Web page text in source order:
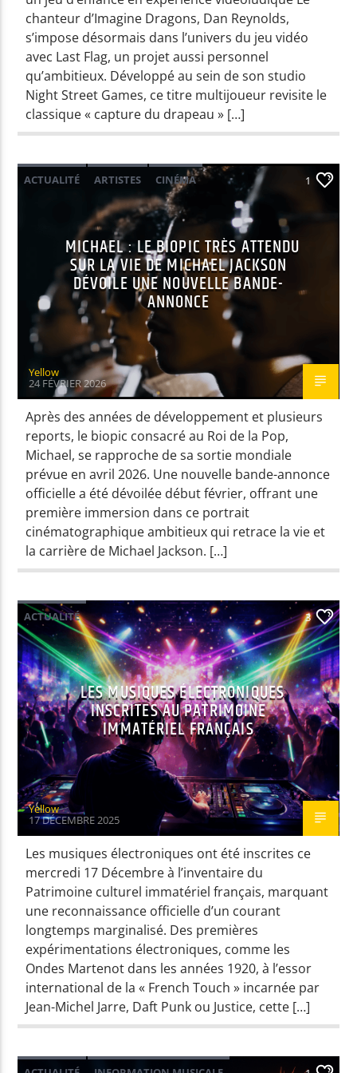
chanteur d’Imagine Dragons, Dan Reynolds,
s’impose désormais dans l’univers du jeu vidéo
avec Last Flag, un projet aussi personnel
qu’ambitieux. Développé au sein de son studio
Night Street Games, ce titre multijoueur revisite le
classique « capture du drapeau » […]
ACTUALITÉ ARTISTES
CINÉMA
INFORMATION MUSICALE
1
MICHAEL : LE BIOPIC TRÈS ATTENDU
SUR LA VIE DE MICHAEL JACKSON
DÉVOILE UNE NOUVELLE BANDE-
ANNONCE
Yellow
24 FÉVRIER 2026
Après des années de développement et plusieurs
reports, le biopic consacré au Roi de la Pop,
Michael, se rapproche de sa sortie mondiale
prévue en avril 2026. Une nouvelle bande-annonce
officielle a été dévoilée début février, offrant une
première immersion dans ce portrait
cinématographique ambitieux qui retrace la vie et
la carrière de Michael Jackson. […]
ACTUALITÉ 3
LES MUSIQUES ÉLECTRONIQUES
INSCRITES AU PATRIMOINE
IMMATÉRIEL FRANÇAIS
Yellow
17 DÉCEMBRE 2025
Les musiques électroniques ont été inscrites ce
mercredi 17 Décembre à l’inventaire du
Patrimoine culturel immatériel français, marquant
une reconnaissance officielle d’un courant
longtemps marginalisé. Des premières
expérimentations électroniques, comme les
Ondes Martenot dans les années 1920, à l’essor
international de la « French Touch » incarnée par
Jean-Michel Jarre, Daft Punk ou Justice, cette […]